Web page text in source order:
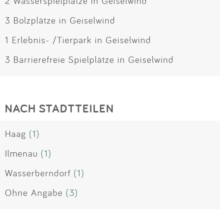
3 Bolzplätze in Geiselwind
1 Erlebnis- /Tierpark in Geiselwind
3 Barrierefreie Spielplätze in Geiselwind
NACH STADTTEILEN
Haag (1)
Ilmenau (1)
Wasserberndorf (1)
Ohne Angabe (3)